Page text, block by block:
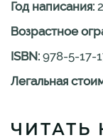
Год написания:
Возрастное
ISBN: 978-5-17-
Легальная
ЧИТАТЬ